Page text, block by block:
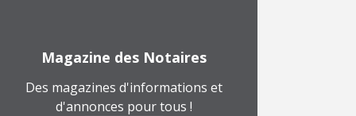
Magazine des Notaires
Des magazines d'informations et
d'annonces pour tous !